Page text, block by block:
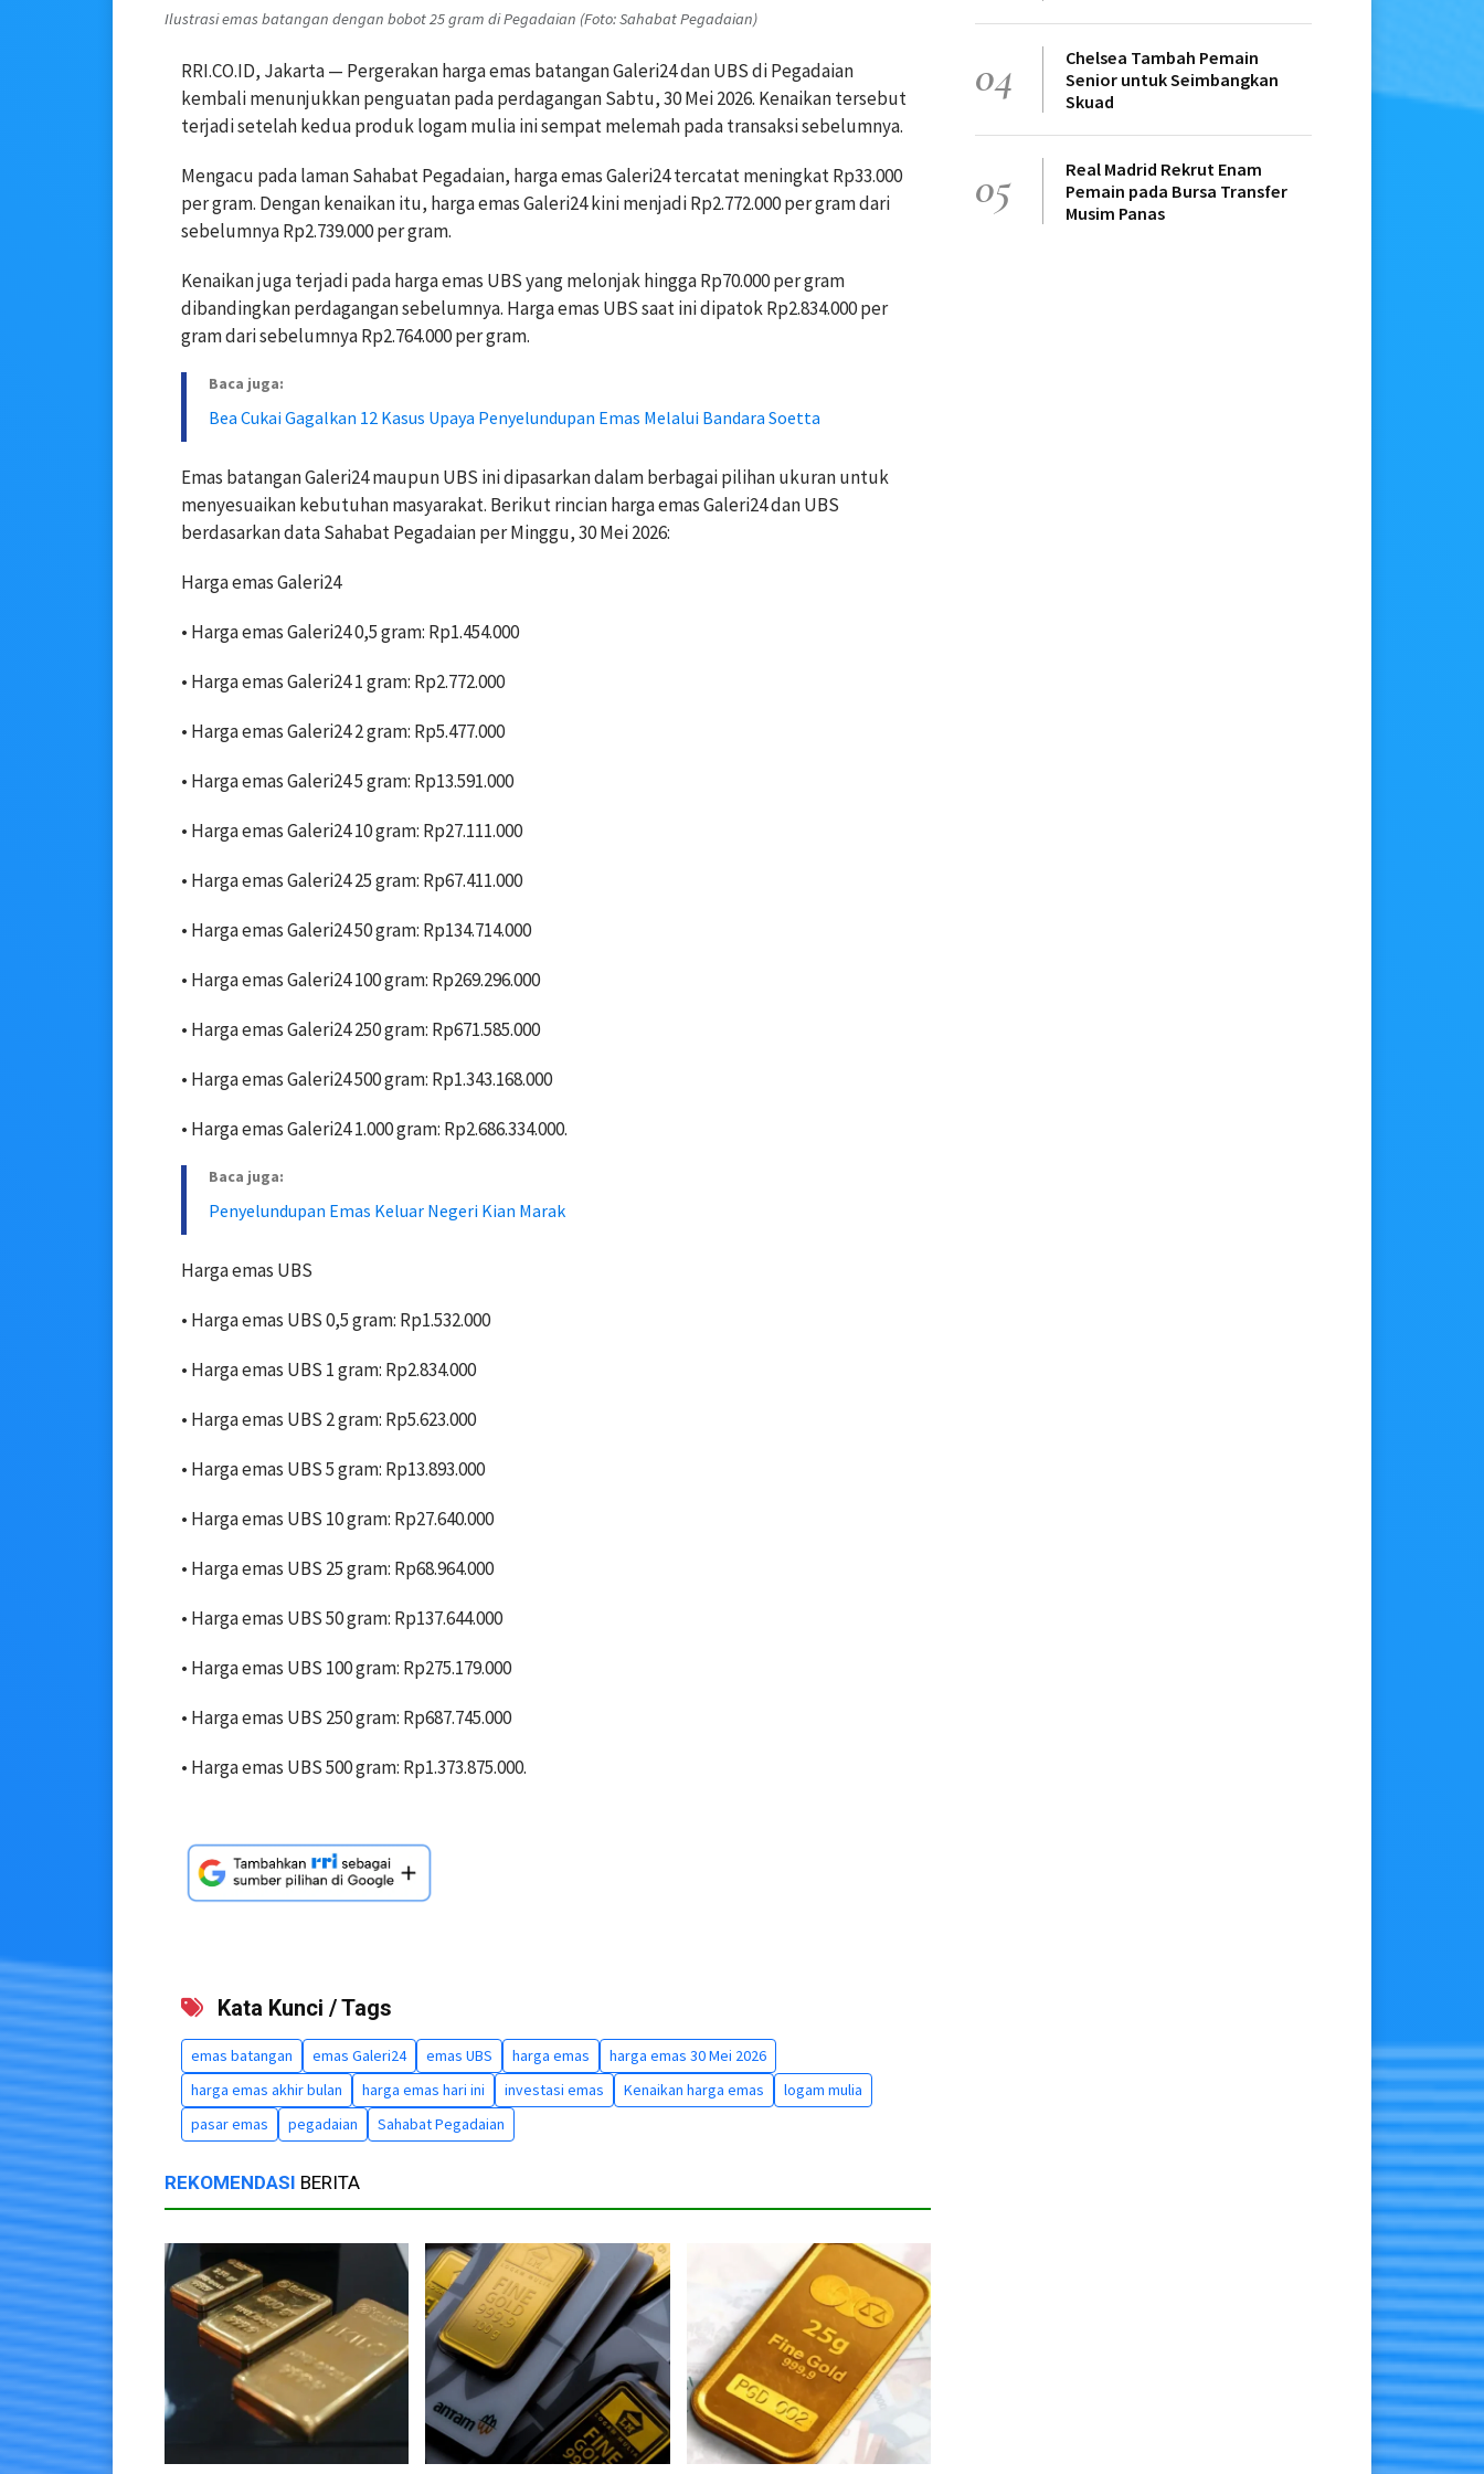
Ilustrasi emas batangan dengan bobot 25 gram di Pegadaian (Foto: Sahabat Pegadaian)
RRI.CO.ID, Jakarta — Pergerakan harga emas batangan Galeri24 dan UBS di Pegadaian
kembali menunjukkan penguatan pada perdagangan Sabtu, 30 Mei 2026. Kenaikan tersebut
terjadi setelah kedua produk logam mulia ini sempat melemah pada transaksi sebelumnya.
Mengacu pada laman Sahabat Pegadaian, harga emas Galeri24 tercatat meningkat Rp33.000
per gram. Dengan kenaikan itu, harga emas Galeri24 kini menjadi Rp2.772.000 per gram dari
sebelumnya Rp2.739.000 per gram.
Kenaikan juga terjadi pada harga emas UBS yang melonjak hingga Rp70.000 per gram
dibandingkan perdagangan sebelumnya. Harga emas UBS saat ini dipatok Rp2.834.000 per
gram dari sebelumnya Rp2.764.000 per gram.
Baca juga:
Bea Cukai Gagalkan 12 Kasus Upaya Penyelundupan Emas Melalui Bandara Soetta
Emas batangan Galeri24 maupun UBS ini dipasarkan dalam berbagai pilihan ukuran untuk
menyesuaikan kebutuhan masyarakat. Berikut rincian harga emas Galeri24 dan UBS
berdasarkan data Sahabat Pegadaian per Minggu, 30 Mei 2026:
Harga emas Galeri24
• Harga emas Galeri24 0,5 gram: Rp1.454.000
• ‎Harga emas Galeri24 1 gram: Rp2.772.000
• Harga emas Galeri24 2 gram: Rp5.477.000
• ‎Harga emas Galeri24 5 gram: Rp13.591.000
• ‎Harga emas Galeri24 10 gram: Rp27.111.000
• ‎Harga emas Galeri24 25 gram: Rp67.411.000
• ‎Harga emas Galeri24 50 gram: Rp134.714.000
• ‎Harga emas Galeri24 100 gram: Rp269.296.000
• ‎Harga emas Galeri24 250 gram: Rp671.585.000
• ‎Harga emas Galeri24 500 gram: Rp1.343.168.000
• ‎Harga emas Galeri24 1.000 gram: Rp2.686.334.000.
Baca juga:
Penyelundupan Emas Keluar Negeri Kian Marak
Harga emas UBS
• Harga emas UBS 0,5 gram: Rp1.532.000
• ‎Harga emas UBS 1 gram: Rp2.834.000
• ‎Harga emas UBS 2 gram: Rp5.623.000
• ‎Harga emas UBS 5 gram: Rp13.893.000
• ‎Harga emas UBS 10 gram: Rp27.640.000
• ‎Harga emas UBS 25 gram: Rp68.964.000
• ‎Harga emas UBS 50 gram: Rp137.644.000
• ‎Harga emas UBS 100 gram: Rp275.179.000
• ‎Harga emas UBS 250 gram: Rp687.745.000
• ‎Harga emas UBS 500 gram: Rp1.373.875.000.
Kata Kunci / Tags
emas batangan emas Galeri24 emas UBS harga emas
harga emas 30 Mei 2026
harga emas akhir bulan
harga emas hari ini investasi emas Kenaikan harga emas
logam mulia
pasar emas
pegadaian Sahabat Pegadaian
REKOMENDASI BERITA
04
Chelsea Tambah Pemain
Senior untuk Seimbangkan
Skuad
05
Real Madrid Rekrut Enam
Pemain pada Bursa Transfer
Musim Panas